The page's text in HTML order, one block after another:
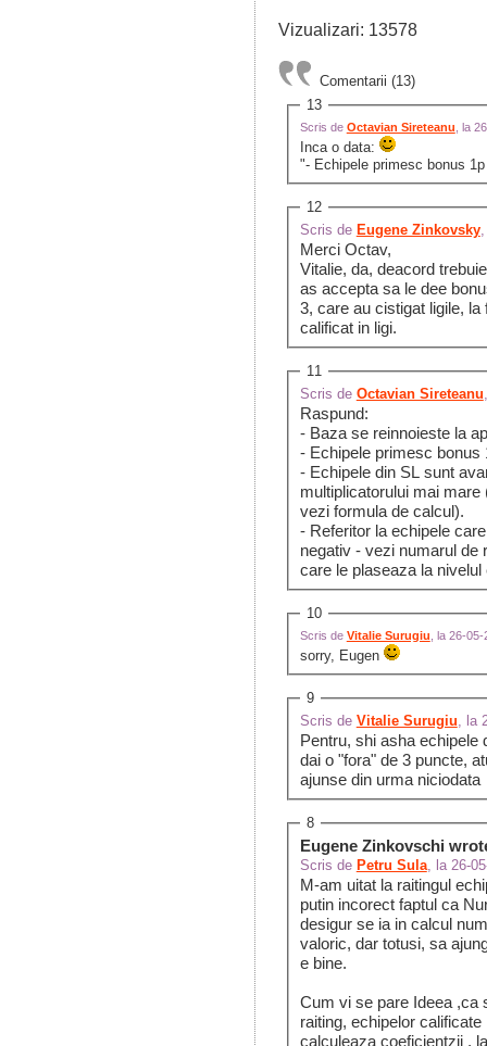
Vizualizari: 13578
Comentarii (13)
13
Scris de Octavian Sireteanu , la
Inca o data:
"- Echipele primesc bonus
12
Scris de Eugene Zinkovsky,
Merci Octav,
Vitalie, da, deacord trebuie de stimulat echipele cu raiting
as accepta sa le dee
3, care au cistigat ligile,
calificat in ligi.
11
Scris de Octavian Sireteanu
Raspund:
- Baza se reinnoieste la
- Echipele primesc
- Echipele din SL sunt
multiplicatorului mai
vezi formula de calcul).
- Referitor la echipele
negativ - vezi numarul de
care le plaseaza la
10
Scris de Vitalie Surugiu , la 26-
sorry, Eugen
9
Scris de Vitalie Surugiu, la
Pentru, shi asha echipele
dai o "fora" de 3 puncte,
ajunse din urma niciodata
8
Eugene Zinkovschi
Scris de Petru Sula, la 26-
M-am uitat la raitingul
putin incorect faptul ca Nuri, Olimp, Bifidoc, au un raiting atit de scazut,
desigur se ia in calcul
valoric, dar totusi, sa
e bine.
Cum vi se pare Ideea ,ca sa acorde din start cite sa zicem 3 puncte de
raiting, echipelor
calculeaza coeficientzii ,